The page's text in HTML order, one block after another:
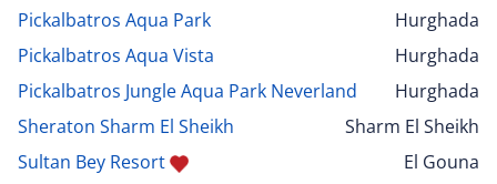
Pickalbatros Aqua Park
Hurghada
Pickalbatros Aqua Vista
Hurghada
Pickalbatros Jungle Aqua Park Neverland
Hurghada
Sheraton Sharm El Sheikh
Sharm El Sheikh
Sultan Bey Resort
El Gouna